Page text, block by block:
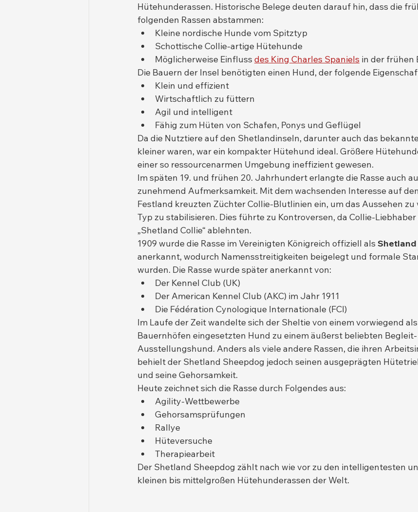
Hütehunderassen. Historische Belege deuten darauf hin, dass die
folgenden Rassen abstammen:
Kleine nordische Hunde vom Spitztyp
Schottische Collie-artige Hütehunde
Möglicherweise Einfluss des King Charles Spaniels in der frühen
Die Bauern der Insel benötigten einen Hund, der folgende
Klein und effizient
Wirtschaftlich zu füttern
Agil und intelligent
Fähig zum Hüten von Schafen, Ponys und Geflügel
Da die Nutztiere auf den Shetlandinseln, darunter auch das
kleiner waren, war ein kompakter Hütehund ideal. Größere
einer so ressourcenarmen Umgebung ineffizient gewesen.
Im späten 19. und frühen 20. Jahrhundert erlangte die Rasse auch
zunehmend Aufmerksamkeit. Mit dem wachsenden Interesse auf
Festland kreuzten Züchter Collie-Blutlinien ein, um das Aussehen
Typ zu stabilisieren. Dies führte zu Kontroversen, da Collie-
„Shetland Collie“ ablehnten.
1909 wurde die Rasse im Vereinigten Königreich offiziell als
anerkannt, wodurch Namensstreitigkeiten beigelegt und formale
wurden. Die Rasse wurde später anerkannt von:
Der Kennel Club (UK)
Der American Kennel Club (AKC) im Jahr 1911
Die Fédération Cynologique Internationale (FCI)
Im Laufe der Zeit wandelte sich der Sheltie von einem vorwiegend
Bauernhöfen eingesetzten Hund zu einem äußerst beliebten
Ausstellungshund. Anders als viele andere Rassen, die ihren
behielt der Shetland Sheepdog jedoch seinen ausgeprägten
und seine Gehorsamkeit.
Heute zeichnet sich die Rasse durch Folgendes aus:
Agility-Wettbewerbe
Gehorsamsprüfungen
Rallye
Hüteversuche
Therapiearbeit
Der Shetland Sheepdog zählt nach wie vor zu den intelligentesten
kleinen bis mittelgroßen Hütehunderassen der Welt.